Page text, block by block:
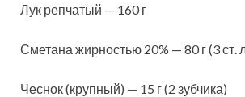
Лук репчатый — 160 г
Сметана жирностью 20% — 80 г (3 ст.
Чеснок (крупный) — 15 г (2 зубчика)